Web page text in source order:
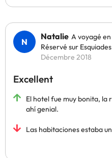
Natalie A voyagé
Réservé sur
Décembre 2018
Excellent
El hotel fue muy bonita, la
ahí genial.
Las habitaciones estaba